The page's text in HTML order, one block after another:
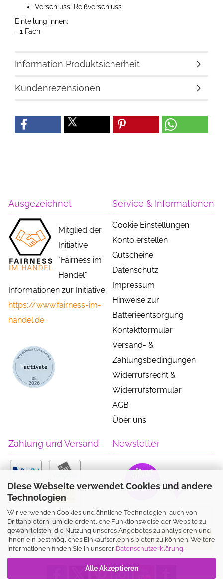
Diese Webseite verwendet Cookies und andere
Technologien
Wir verwenden Cookies und ähnliche Technologien, auch von
Drittanbietern, um die ordentliche Funktionsweise der Website zu
gewährleisten, die Nutzung unseres Angebotes zu analysieren und
Ihnen ein bestmögliches Einkaufserlebnis bieten zu können. Weitere
Informationen finden Sie in unserer Datenschutzerklärung.
Alle Akzeptieren
Verschluss: Reißverschluss
Einteilung innen:
- 1 Fach
Information Produktsicherheit
Kundenrezensionen
Ausgezeichnet
Mitglied der
Initiative
"Fairness im
Handel"
Informationen zur Initiative:
https://www.fairness-im-
handel.de
Service & Informationen
Cookie Einstellungen
Konto erstellen
Gutscheine
Datenschutz
Impressum
Hinweise zur
Batterieentsorgung
Kontaktformular
Versand- &
Zahlungsbedingungen
Widerrufsrecht &
Widerrufsformular
AGB
Über uns
Zahlung und Versand
Vertrag widerrufen
Newsletter